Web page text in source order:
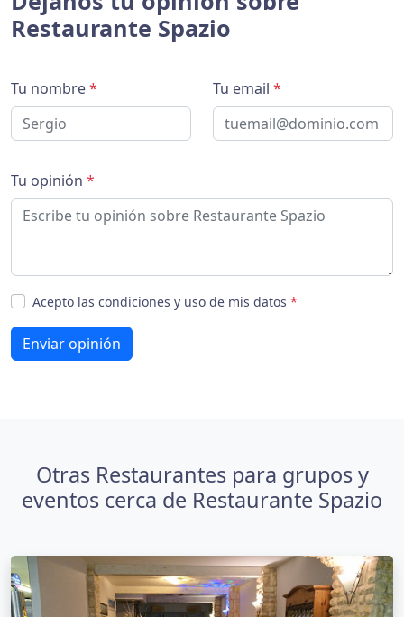
Restaurante Spazio
Tu nombre* Tu email *
Tu opinión *
Acepto las condiciones y uso de mis datos *
Enviar opinión
Otras Restaurantes para grupos y
eventos cerca de Restaurante Spazio